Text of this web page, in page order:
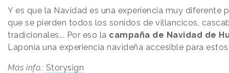
Y es que la Navidad es una experiencia muy diferente
que se pierden todos los sonidos de villancicos,
tradicionales... Por eso la campaña de Navidad de
Laponia una experiencia navideña accesible para
Más info.: Storysign